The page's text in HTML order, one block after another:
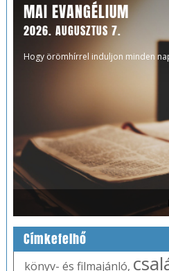
MAI EVANGÉLIUM
2026. AUGUSZTUS 7.
Hogy örömhírrel induljon minden
Címkefelhő
könyv- és filmajánló,